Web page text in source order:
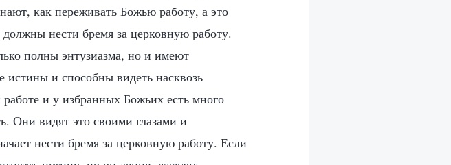
как переживать Божью работу, а это
нести бремя за церковную работу.
полны энтузиазма, но и имеют
и способны видеть насквозь
и у избранных Божьих есть много
Они видят это своими глазами и
нести бремя за церковную работу. Если